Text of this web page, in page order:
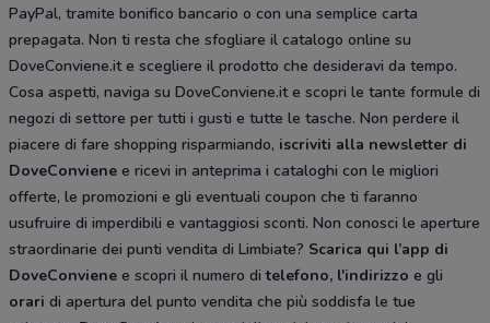
PayPal, tramite bonifico bancario o con una semplice carta
prepagata. Non ti resta che sfogliare il catalogo online su
DoveConviene.it e scegliere il prodotto che desideravi da tempo.
Cosa aspetti, naviga su DoveConviene.it e scopri le tante formule di
negozi di settore per tutti i gusti e tutte le tasche. Non perdere il
piacere di fare shopping risparmiando, iscriviti alla newsletter di
DoveConviene e ricevi in anteprima i cataloghi con le migliori
offerte, le promozioni e gli eventuali coupon che ti faranno
usufruire di imperdibili e vantaggiosi sconti. Non conosci le aperture
straordinarie dei punti vendita di Limbiate? Scarica qui l’app di
DoveConviene e scopri il numero ditelefono, l'indirizzo e gli
orari di apertura del punto vendita che più soddisfa le tue